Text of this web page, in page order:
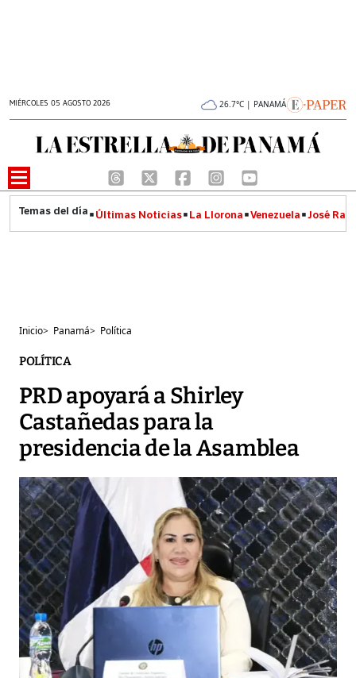
MIÉRCOLES 05 AGOSTO 2026 26.7°C | PANAMÁ
Últimas Noticias La Llorona Venezuela José
Inicio> Panamá> Política
POLÍTICA
PRD apoyará a Shirley
Castañedas para la
presidencia de la Asamblea